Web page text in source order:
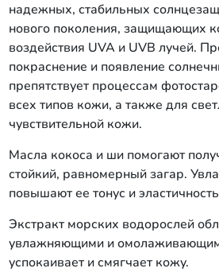
надежных, стабильных
нового поколения, защищающих
воздействия UVA и UVB лучей.
покраснение и появление
препятствует процессам
всех типов кожи, а также для
чувствительной кожи.
Масла кокоса и ши помогают
стойкий, равномерный загар.
повышают ее тонус и
Экстракт морских водорослей
увлажняющими и
успокаивает и смягчает кожу.